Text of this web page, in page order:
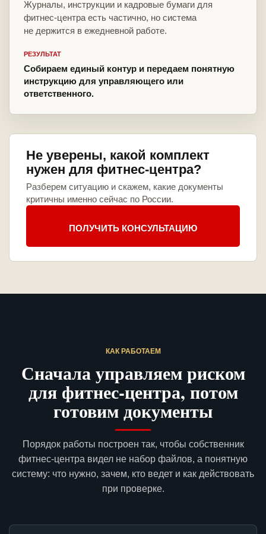
Журналы, инструкции и кадровые бумаги для
фитнес-центра есть частично, но система
не держится в ежедневной работе.
РЕЗУЛЬТАТ
Собираем единый контур и передаем понятную
инструкцию для управляющего или
ответственного.
Не уверены, какой комплект
нужен для фитнес-центра?
Разберем ситуацию и скажем, какие документы
критичны именно сейчас по России.
ПОЛУЧИТЬ КОНСУЛЬТАЦИЮ
КАК РАБОТАЕМ
Сначала управляем риском
для фитнес-центра, потом
готовим документы
Порядок работы построен так, чтобы собственник
фитнес-центра видел не набор файлов, а понятную
систему: что нужно, зачем, кто ведет и как действовать
при проверке.